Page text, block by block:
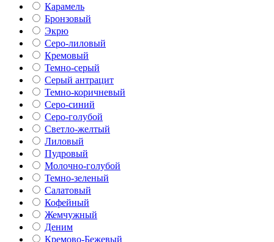
Карамель
Бронзовый
Экрю
Серо-лиловый
Кремовый
Темно-серый
Серый антрацит
Темно-коричневый
Серо-синий
Серо-голубой
Светло-желтый
Лиловый
Пудровый
Молочно-голубой
Темно-зеленый
Салатовый
Кофейный
Жемчужный
Деним
Кремово-Бежевый